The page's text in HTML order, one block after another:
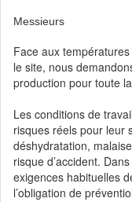
Messieurs
Face aux
le site, nous
production pour toute
Les conditions de
risques réels pour leur
déshydratation,
risque d’accident.
exigences habituelles
l’obligation de